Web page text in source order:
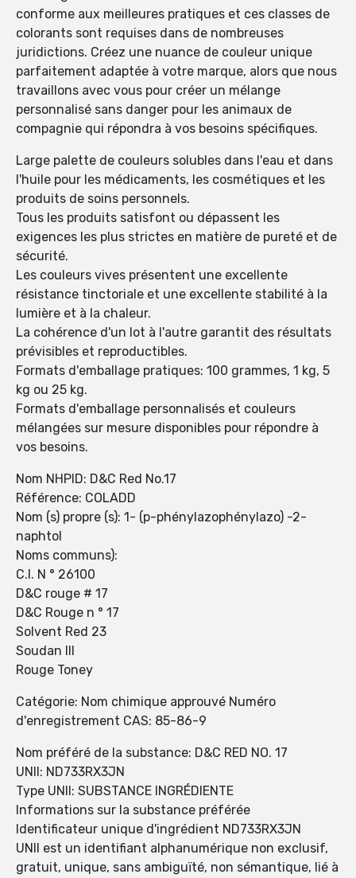
conforme aux meilleures pratiques et ces classes de
colorants sont requises dans de nombreuses
juridictions. Créez une nuance de couleur unique
parfaitement adaptée à votre marque, alors que nous
travaillons avec vous pour créer un mélange
personnalisé sans danger pour les animaux de
compagnie qui répondra à vos besoins spécifiques.
Large palette de couleurs solubles dans l'eau et dans
l'huile pour les médicaments, les cosmétiques et les
produits de soins personnels.
Tous les produits satisfont ou dépassent les
exigences les plus strictes en matière de pureté et de
sécurité.
Les couleurs vives présentent une excellente
résistance tinctoriale et une excellente stabilité à la
lumière et à la chaleur.
La cohérence d'un lot à l'autre garantit des résultats
prévisibles et reproductibles.
Formats d'emballage pratiques: 100 grammes, 1 kg, 5
kg ou 25 kg.
Formats d'emballage personnalisés et couleurs
mélangées sur mesure disponibles pour répondre à
vos besoins.
Nom NHPID: D&C Red No.17
Référence: COLADD
Nom (s) propre (s): 1- (p-phénylazophénylazo) -2-
naphtol
Noms communs):
C.I. N ° 26100
D&C rouge # 17
D&C Rouge n ° 17
Solvent Red 23
Soudan III
Rouge Toney
Catégorie: Nom chimique approuvé Numéro
d'enregistrement CAS: 85-86-9
Nom préféré de la substance: D&C RED NO. 17
UNII: ND733RX3JN
Type UNII: SUBSTANCE INGRÉDIENTE
Informations sur la substance préférée
Identificateur unique d'ingrédient ND733RX3JN
UNII est un identifiant alphanumérique non exclusif,
gratuit, unique, sans ambiguïté, non sémantique, lié à